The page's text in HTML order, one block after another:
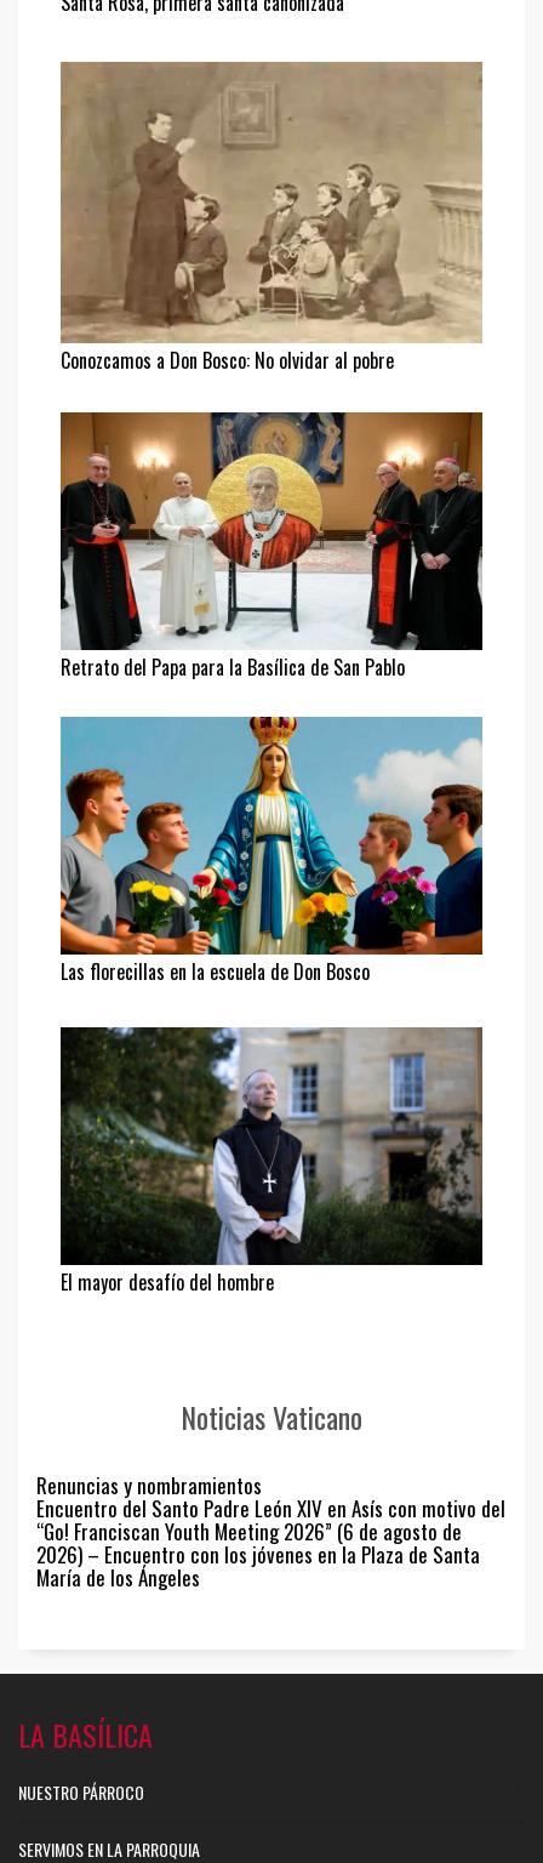
Conozcamos a Don Bosco: No olvidar al pobre
Retrato del Papa para la Basílica de San Pablo
Las florecillas en la escuela de Don Bosco
El mayor desafío del hombre
Noticias Vaticano
Renuncias y nombramientos
Encuentro del Santo Padre León XIV en Asís con motivo del
“Go! Franciscan Youth Meeting 2026” (6 de agosto de
2026) – Encuentro con los jóvenes en la Plaza de Santa
María de los Ángeles
LA BASÍLICA
NUESTRO PÁRROCO
SERVIMOS EN LA PARROQUIA